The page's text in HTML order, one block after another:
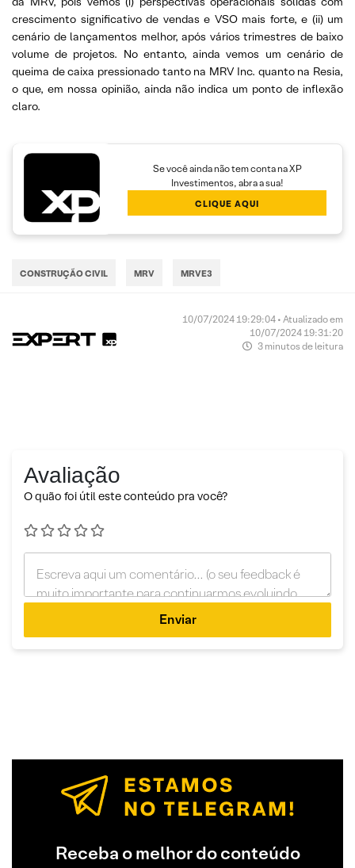
crescimento significativo de vendas e VSO mais forte, e (ii) um
cenário de lançamentos melhor, após vários trimestres de baixo
volume de projetos. No entanto, ainda vemos um cenário de
queima de caixa pressionado tanto na MRV Inc. quanto na Resia,
o que, em nossa opinião, ainda não indica um ponto de inflexão
claro.
Se você ainda não tem conta na XP
Investimentos, abra a sua!
CLIQUE AQUI
CONSTRUÇÃO CIVIL MRV MRVE3
10/07/2024 19:29:04 • Atualizado em
10/07/2024 19:31:20
3 minutos de leitura
Avaliação
O quão foi útil este conteúdo pra você?
Enviar
Receba o melhor do conteúdo